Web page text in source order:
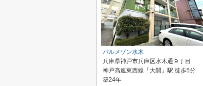
パルメゾン水木
兵庫県神戸市兵庫区水木通９丁目
神戸高速東西線「大開」駅 徒歩5分
築24年